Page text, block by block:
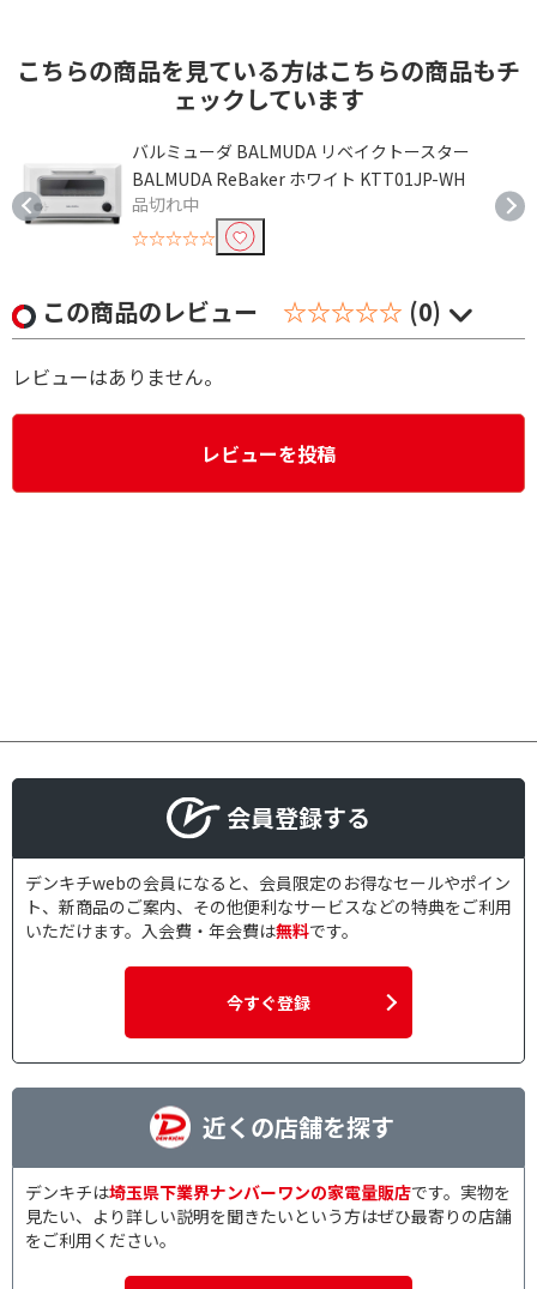
こちらの商品を見ている方はこちらの商品もチ
ェックしています
バルミューダ BALMUDA リベイクトースター
BALMUDA ReBaker ホワイト KTT01JP-WH
品切れ中
☆☆☆☆☆
この商品のレビュー ☆☆☆☆☆ (0)
レビューはありません。
レビューを投稿
会員登録する
デンキチwebの会員になると、会員限定のお得なセールやポイン
ト、新商品のご案内、その他便利なサービスなどの特典をご利用
いただけます。入会費・年会費は無料です。
今すぐ登録
近くの店舗を探す
デンキチは埼玉県下業界ナンバーワンの家電量販店です。実物を
見たい、より詳しい説明を聞きたいという方はぜひ最寄りの店舗
をご利用ください。